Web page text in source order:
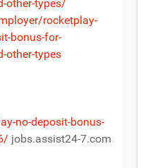
other-types/
rocketplay-
bonus-for-
other-types
no-deposit-bonus-
jobs.assist24-7.com